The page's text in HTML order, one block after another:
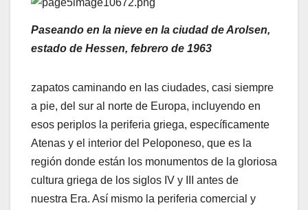
Paseando en la nieve en la ciudad de Arolsen,
estado de Hessen, febrero de 1963
zapatos caminando en las ciudades, casi siempre
a pie, del sur al norte de Europa, incluyendo en
esos periplos la periferia griega, específicamente
Atenas y el interior del Peloponeso, que es la
región donde están los monumentos de la gloriosa
cultura griega de los siglos IV y III antes de
nuestra Era. Así mismo la periferia comercial y